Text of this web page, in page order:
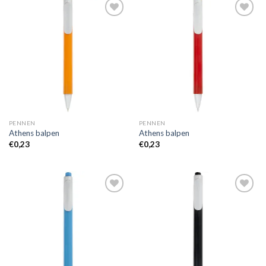
PENNEN
Athens balpen
€0,23
PENNEN
Athens balpen
€0,23